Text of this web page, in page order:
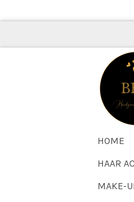
naar
HOME
HAAR
MAKE-